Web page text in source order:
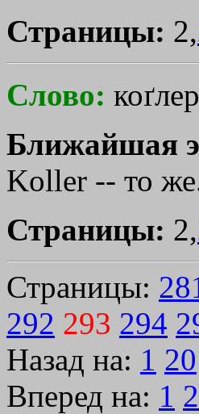
Страницы: 2,
Слово: коґлер
Ближайшая
Koller -- то
Страницы: 2,
Страницы:
292 293 294
Назад на: 1 20
Вперед на: 1